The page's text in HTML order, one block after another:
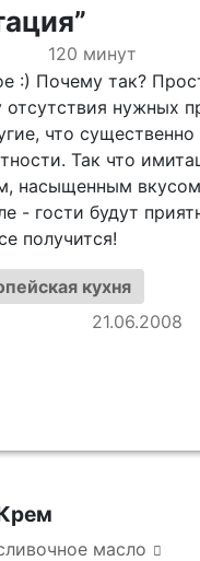
120 минут
:) Почему так?
отсутствия нужных
что
Так что
насыщенным
- гости будут
получится!
кухня
21.06.2008
масло